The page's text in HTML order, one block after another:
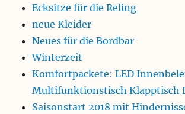
Ecksitze für die Reling
neue Kleider
Neues für die Bordbar
Winterzeit
Komfortpackete: LED
Multifunktionstisch Klapptisch
Saisonstart 2018 mit